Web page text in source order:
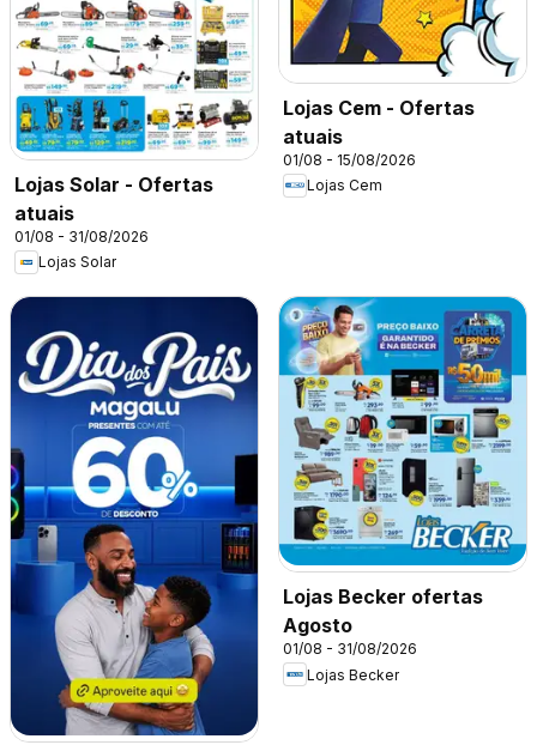
Lojas Solar - Ofertas
atuais
01/08 - 31/08/2026
Lojas Solar
Lojas Cem - Ofertas
atuais
01/08 - 15/08/2026
Lojas Cem
Lojas Becker ofertas
Agosto
01/08 - 31/08/2026
Lojas Becker